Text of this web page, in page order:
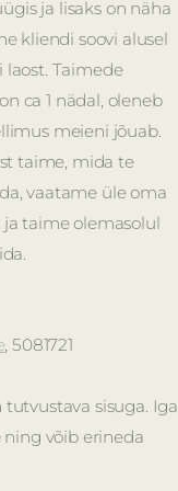
ja lisaks on näha
kliendi soovi alusel
Taimede
ca 1 nädal, oleneb
meieni jõuab.
taime, mida te
vaatame üle oma
taime olemasolul
, 5081721
sisuga. Iga
ning võib erineda